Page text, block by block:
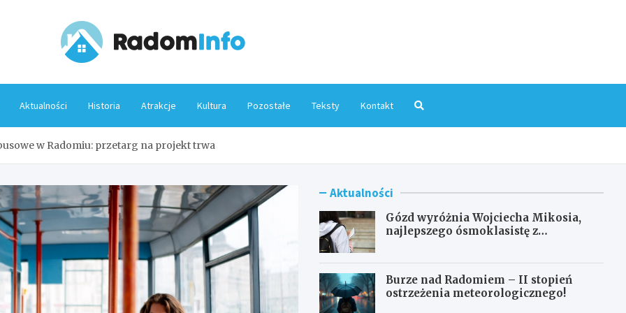
Aktualności Historia Atrakcje Kultura Pozostałe Teksty Kontakt
w Radomiu: przetarg na projekt trwa
Aktualności
Gózd wyróżnia Wojciecha Mikosia,
najlepszego ósmoklasistę z
Burze nad Radomiem – II stopień
ostrzeżenia meteorologicznego!